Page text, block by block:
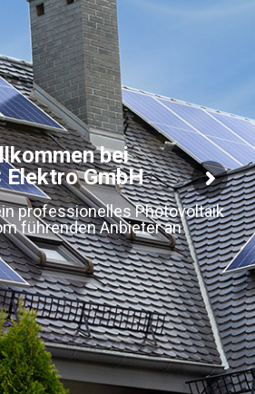
bei
Elektro GmbH
professionelles Photovoltaik
führenden Anbieter an